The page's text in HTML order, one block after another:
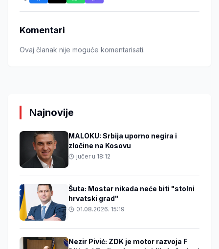
Komentari
Ovaj članak nije moguće komentarisati.
Najnovije
MALOKU: Srbija uporno negira i
zločine na Kosovu
jučer u 18:12
Šuta: Mostar nikada neće biti "stolni
hrvatski grad"
01.08.2026. 15:19
Nezir Pivić: ZDK je motor razvoja F